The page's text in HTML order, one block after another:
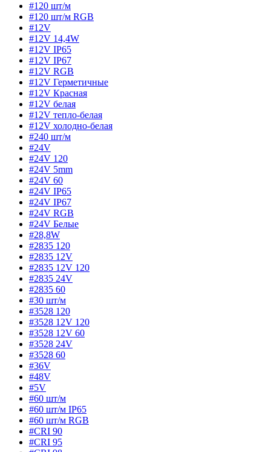
#120 шт/м
#120 шт/м RGB
#12V
#12V 14,4W
#12V IP65
#12V IP67
#12V RGB
#12V Герметичные
#12V Красная
#12V белая
#12V тепло-белая
#12V холодно-белая
#240 шт/м
#24V
#24V 120
#24V 5mm
#24V 60
#24V IP65
#24V IP67
#24V RGB
#24V Белые
#28,8W
#2835 120
#2835 12V
#2835 12V 120
#2835 24V
#2835 60
#30 шт/м
#3528 120
#3528 12V 120
#3528 12V 60
#3528 24V
#3528 60
#36V
#48V
#5V
#60 шт/м
#60 шт/м IP65
#60 шт/м RGB
#CRI 90
#CRI 95